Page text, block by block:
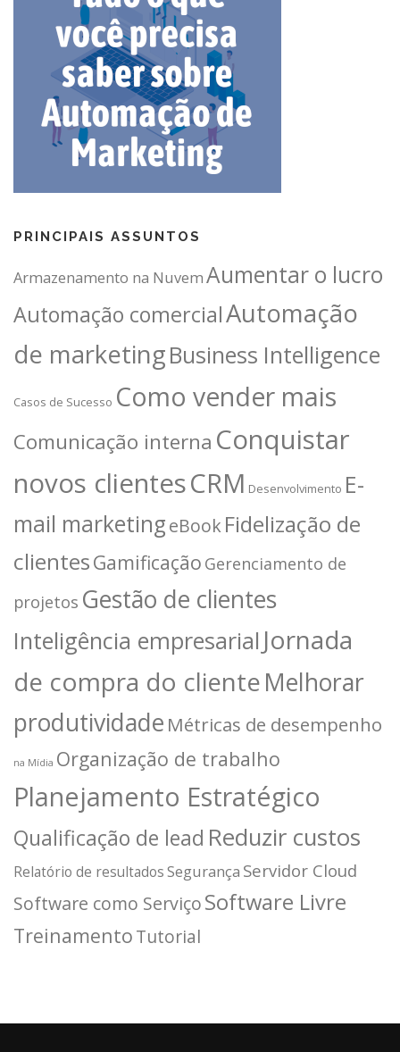
PRINCIPAIS ASSUNTOS
Armazenamento na NuvemAumentar o lucro
Automação comercialAutomação
de marketingBusiness Intelligence
Casos de Sucesso Como vender mais
Comunicação interna Conquistar
novos clientesCRM Desenvolvimento E-
mail marketingeBookFidelização de
clientesGamificação Gerenciamento de
projetos Gestão de clientes
Inteligência empresarial Jornada
de compra do clienteMelhorar
produtividade Métricas de desempenho
na Mídia Organização de trabalho
Planejamento Estratégico
Qualificação de lead Reduzir custos
Relatório de resultadosSegurança Servidor Cloud
Software como ServiçoSoftware Livre
TreinamentoTutorial